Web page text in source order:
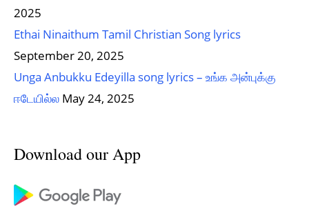
2025
Ethai Ninaithum Tamil Christian Song lyrics
September 20, 2025
Unga Anbukku Edeyilla song lyrics – உங்க அன்புக்கு
ஈடேயில்ல May 24, 2025
Download our App